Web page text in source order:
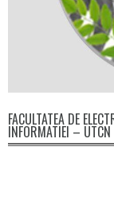
FACULTATEA DE
INFORMATIEI – UTCN